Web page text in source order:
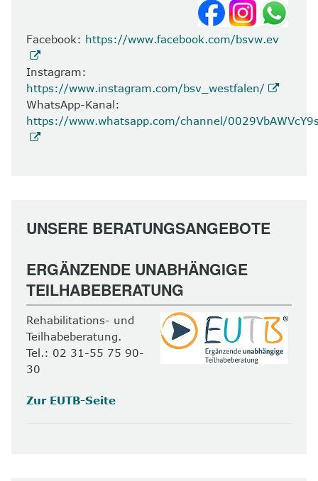
Facebook: https://www.facebook.com/bsvw.ev
Instagram:
https://www.instagram.com/bsv_westfalen/
WhatsApp-Kanal:
https://www.whatsapp.com/channel/
UNSERE BERATUNGSANGEBOTE
ERGÄNZENDE UNABHÄNGIGE
TEILHABEBERATUNG
Rehabilitations- und
Teilhabeberatung.
Tel.: 02 31-55 75 90-
30
Zur EUTB-Seite